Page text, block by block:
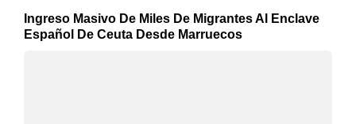
Ingreso Masivo De Miles De Migrantes Al Enclave
Español De Ceuta Desde Marruecos